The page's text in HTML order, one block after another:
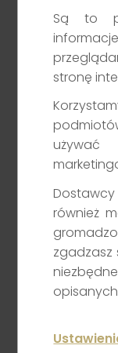
Spoofing i
oszuści
Ostrzegamy!
pracowników
Zaległa
aktywność na
Są to
stronę
używać
również
zgadzasz